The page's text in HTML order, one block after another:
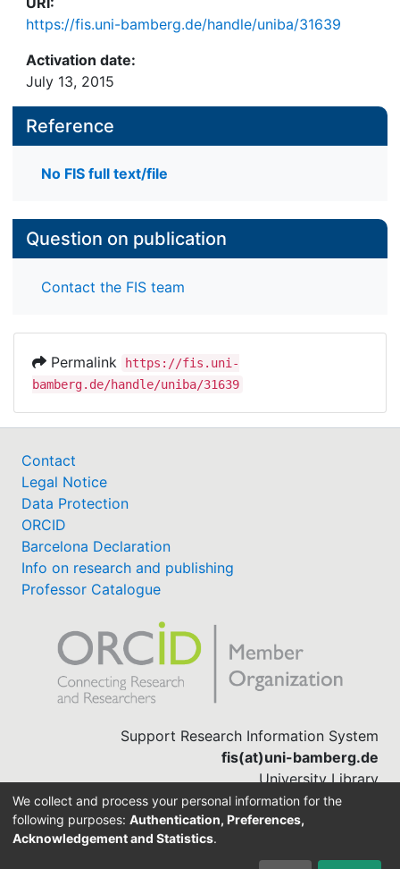
https://fis.uni-bamberg.de/handle/uniba/31639
Activation date:
July 13, 2015
Reference
No FIS full text/file
Question on publication
Contact the FIS team
Permalink
https://fis.uni-
bamberg.de/handle/uniba/31639
Contact
Legal Notice
Data Protection
ORCID
Barcelona Declaration
Info on research and publishing
Professor Catalogue
Support Research Information System
fis(at)uni-bamberg.de
University Library
(0951) 863-1568
We collect and process your personal information for the
following purposes: Authentication, Preferences,
Acknowledgement and Statistics.